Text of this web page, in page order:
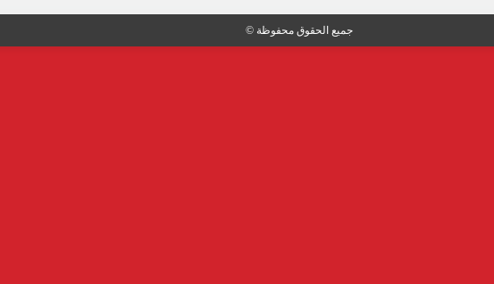
جميع الحقوق محفوظة ©